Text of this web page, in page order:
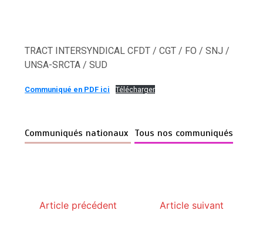
TRACT INTERSYNDICAL CFDT / CGT / FO / SNJ /
UNSA-SRCTA / SUD
Communiqué en PDF ici Télécharger
Communiqués nationaux Tous nos communiqués
Article précédent Article suivant